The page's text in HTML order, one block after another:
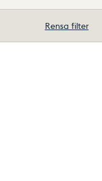
Rensa filter